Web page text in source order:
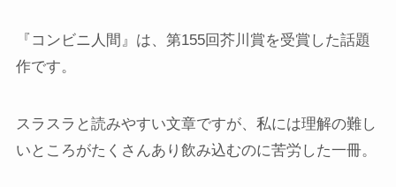
『コンビニ人間』は、第155回芥川賞を受賞した話題
作です。
スラスラと読みやすい文章ですが、私には理解の難し
いところがたくさんあり飲み込むのに苦労した一冊。